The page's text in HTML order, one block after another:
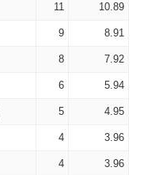
11 10.89
9 8.91
8 7.92
6 5.94
5 4.95
4 3.96
4 3.96